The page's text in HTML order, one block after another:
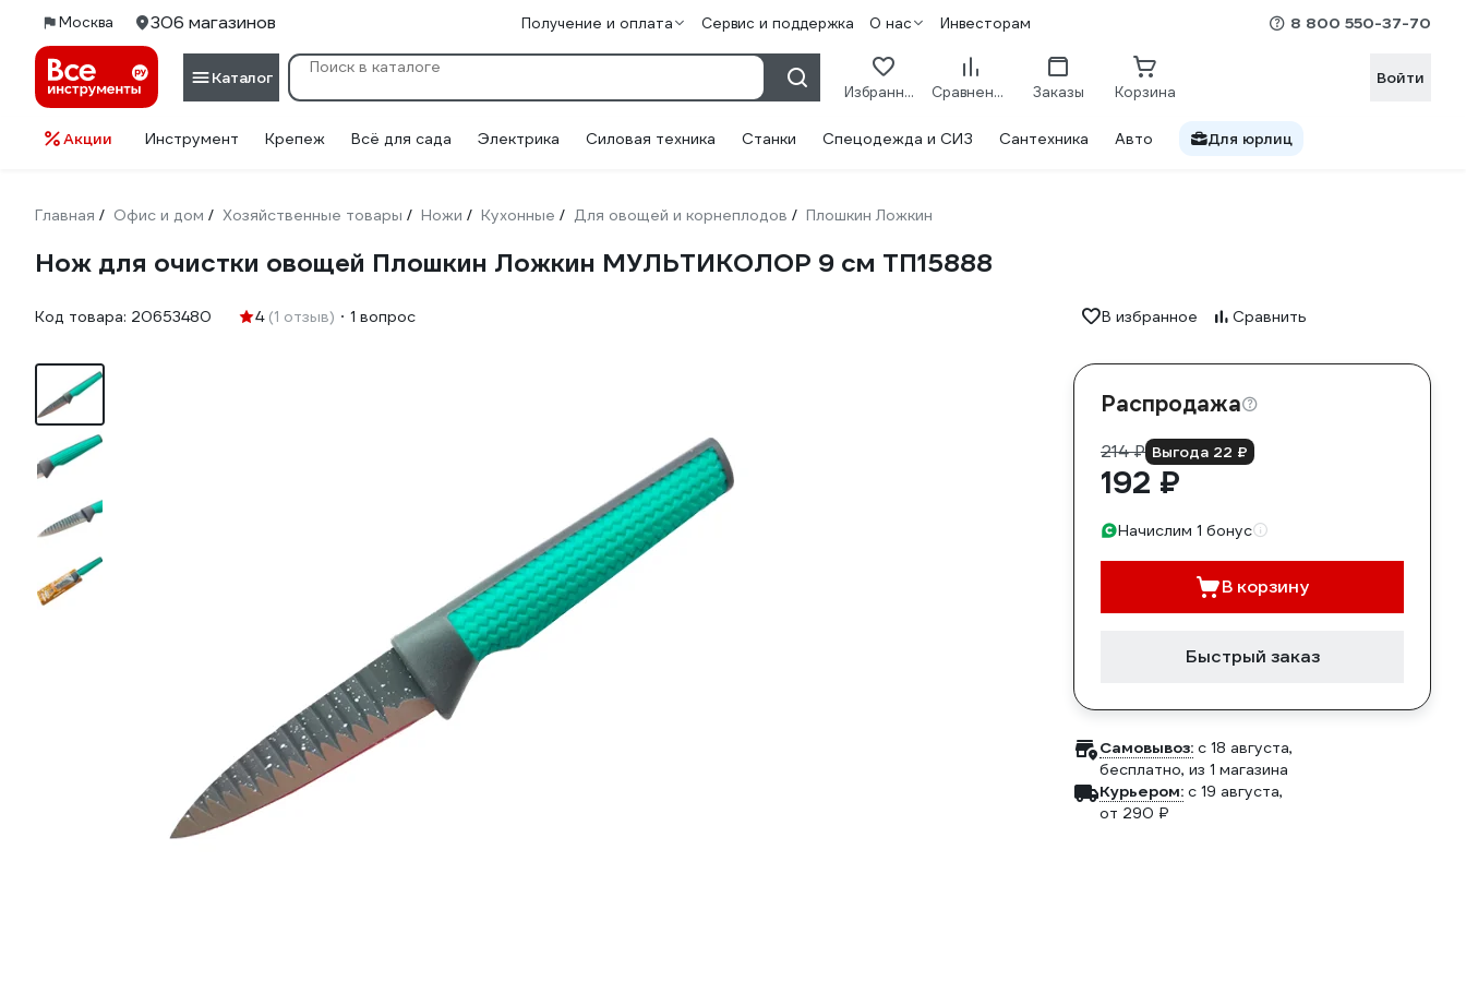
Москва 306 магазинов Получение и оплата Сервис и поддержка О нас Инвесторам 8 800 550-37-70
Каталог
Избранное Сравнение Заказы Корзина
Войти
Акции Инструмент Крепеж Всё для сада Электрика Силовая техника Станки Спецодежда и СИЗ Сантехника Авто Для юрлиц
Главная / Офис и дом / Хозяйственные товары / Ножи / Кухонные / Для овощей и корнеплодов / Плошкин Ложкин
Нож для очистки овощей Плошкин Ложкин МУЛЬТИКОЛОР 9 см ТП15888
Код товара: 20653480 4 (1 отзыв) 1 вопрос В избранное Сравнить
Распродажа
214 ₽ Выгода 22 ₽
192 ₽
Начислим 1 бонус
В корзину
Быстрый заказ
Самовывоз: c 18 августа,
бесплатно, из 1 магазина
Курьером: c 19 августа,
от 290 ₽